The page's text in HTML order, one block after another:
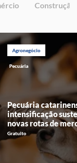
Construção
Agronegócio
Pecuária
Pecuária
intensificação
novas rotas de
Gratuito